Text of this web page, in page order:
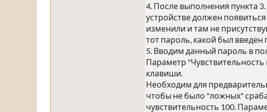
4. После выполнения пункта
устройстве должен
изменили и там не
тот пароль, какой был введен
5. Вводим данный пароль в
Параметр
клавиши.
Необходим для
чтобы не было "ложных"
чувствительность 100.